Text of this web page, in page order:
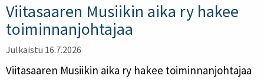
Ajan ja tilan säveltäminen:
monitaiteiset lähestymistavat
Tietoa
Yhteystiedot
Viitasaaren Musiikin aika ry hakee
toiminnanjohtajaa
Julkaistu 16.7.2026
Viitasaaren Musiikin aika ry hakee toiminnanjohtajaa